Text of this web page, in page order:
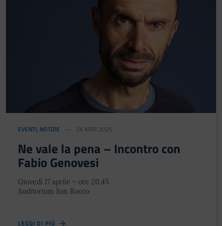
EVENTI, NOTIZIE 26 MAR 2025
Ne vale la pena – Incontro con
Fabio Genovesi
Giovedì 17 aprile – ore 20.45
Auditorium San Rocco
LEGGI DI PIÙ